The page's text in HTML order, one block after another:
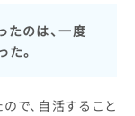
たのは、一度
た。
で、自活すること